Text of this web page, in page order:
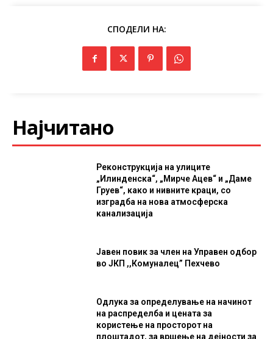
СПОДЕЛИ НА:
Најчитано
Реконструкција на улиците
„Илинденска“, „Мирче Ацев“ и „Даме
Груев“, како и нивните краци, со
изградба на нова атмосферска
канализација
Јавен повик за член на Управен одбор
во ЈКП ,,Комуналец” Пехчево
Одлука за определување на начинот
на распределба и цената за
користење на просторот на
плоштадот, за вршење на дејности за